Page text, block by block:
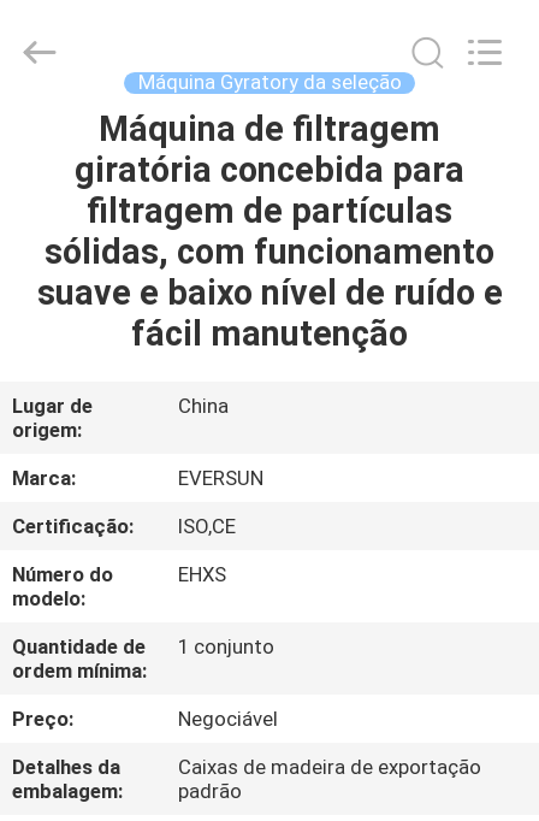
PRODUTOS
SHOW
SOBRE
NÓS
EXCURSÃO
DA
FÁBRICA
CONTROLE
DA
QUALIDADE
(Henan)
Máquina Gyratory da seleção
Máquina de filtragem
giratória concebida para
filtragem de partículas
sólidas, com funcionamento
suave e baixo nível de ruído e
fácil manutenção
Lugar de
origem:
China
Marca:
EVERSUN
Certificação:
ISO,CE
Número do
modelo:
EHXS
Quantidade de
ordem mínima:
1 conjunto
Preço:
Negociável
Detalhes da
embalagem:
Caixas de madeira de exportação
padrão